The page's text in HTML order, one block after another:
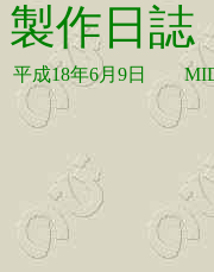
製作日誌
平成18年6月9日